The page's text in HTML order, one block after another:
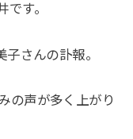
す。
さんの訃報。
の声が多く上がり